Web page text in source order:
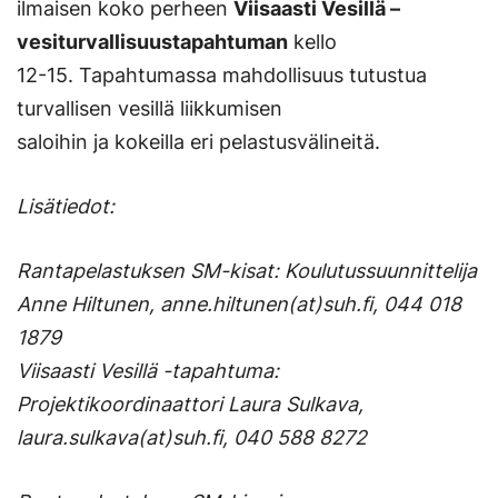
ilmaisen koko perheen Viisaasti Vesillä –
vesiturvallisuustapahtuman kello
12-15. Tapahtumassa mahdollisuus tutustua
turvallisen vesillä liikkumisen
saloihin ja kokeilla eri pelastusvälineitä.
Lisätiedot:
Rantapelastuksen SM-kisat: Koulutussuunnittelija
Anne Hiltunen, anne.hiltunen(at)suh.fi, 044 018
1879
Viisaasti Vesillä -tapahtuma:
Projektikoordinaattori Laura Sulkava,
laura.sulkava(at)suh.fi, 040 588 8272